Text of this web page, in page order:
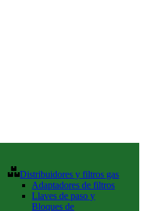
Distribuidores y filtros gas
Adaptadores de filtros
Llaves de paso y
Bloques de